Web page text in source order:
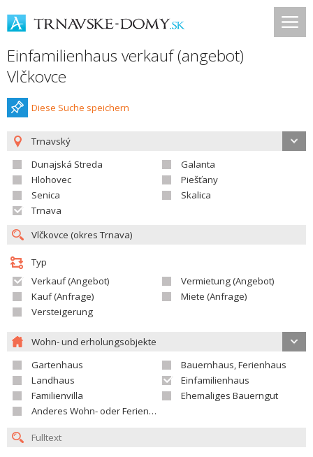
Einfamilienhaus verkauf (angebot)
Vlčkovce
Diese Suche speichern
Trnavský
Dunajská Streda
Galanta
Hlohovec
Piešťany
Senica
Skalica
Trnava
Typ
Verkauf (Angebot)
Vermietung (Angebot)
Kauf (Anfrage)
Miete (Anfrage)
Versteigerung
Wohn- und erholungsobjekte
Gartenhaus
Bauernhaus, Ferienhaus
Landhaus
Einfamilienhaus
Familienvilla
Ehemaliges Bauerngut
Anderes Wohn- oder Ferienobjekt